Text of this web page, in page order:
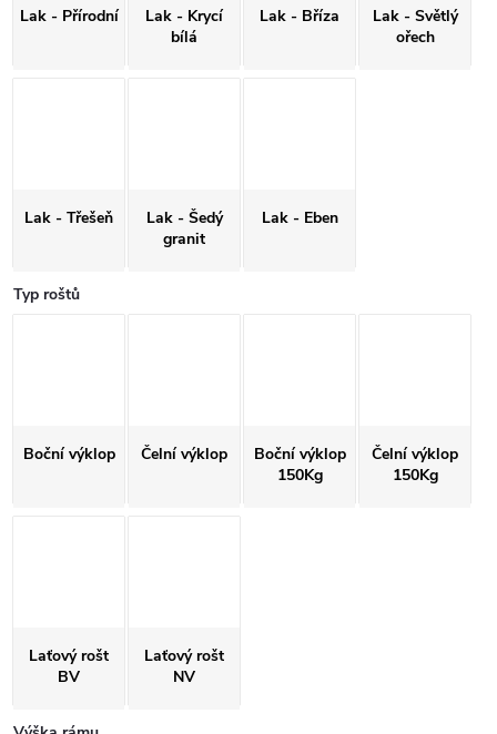
Lak - Přírodní
Lak - Krycí
bílá
Lak - Bříza
Lak - Světlý
ořech
Lak - Třešeň
Lak - Šedý
granit
Lak - Eben
Typ roštů
Boční výklop Čelní výklop
Boční výklop
150Kg
Čelní výklop
150Kg
Laťový rošt
BV
Laťový rošt
NV